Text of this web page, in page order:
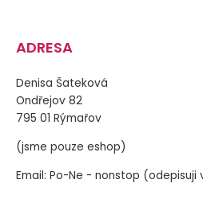
ADRESA
Denisa Šateková
Ondřejov 82
795 01 Rýmařov
(jsme pouze eshop)
Email: Po-Ne - nonstop